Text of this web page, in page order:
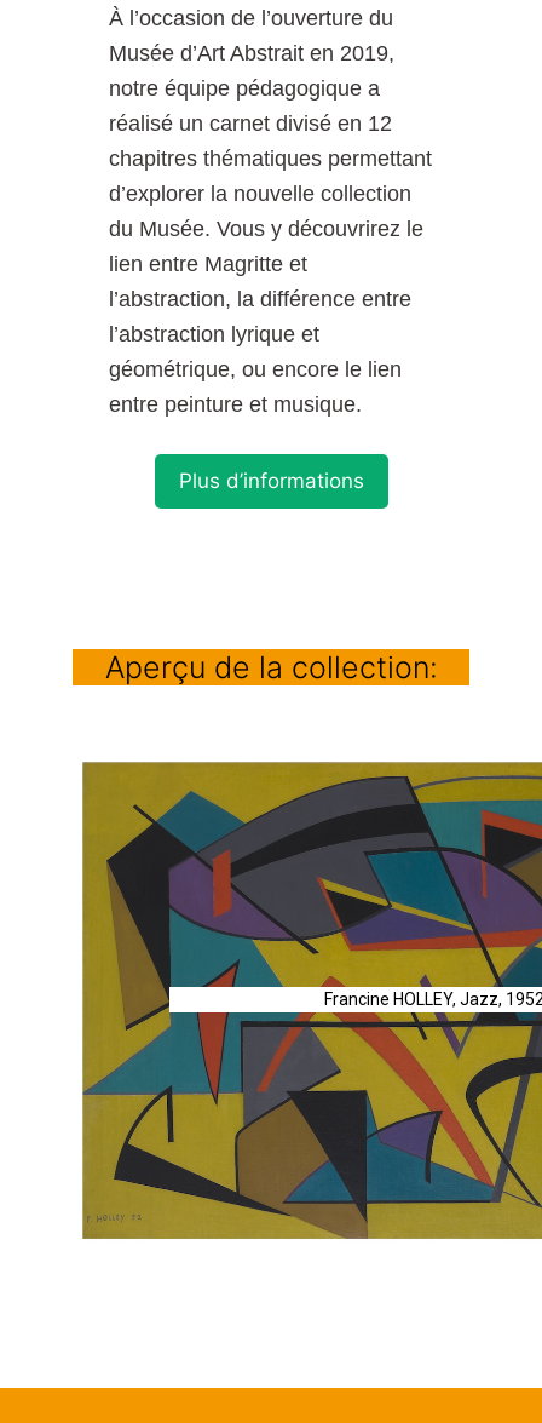
À l’occasion de l’ouverture du
Musée d’Art Abstrait en 2019,
notre équipe pédagogique a
réalisé un carnet divisé en 12
chapitres thématiques permettant
d’explorer la nouvelle collection
du Musée. Vous y découvrirez le
lien entre Magritte et
l’abstraction, la différence entre
l’abstraction lyrique et
géométrique, ou encore le lien
entre peinture et musique.
Plus d’informations
Aperçu de la collection:
Francine HOLLEY, Jazz,